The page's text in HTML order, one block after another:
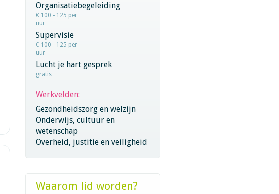
Organisatiebegeleiding
€ 100 - 125 per
uur
Supervisie
€ 100 - 125 per
uur
Lucht je hart gesprek
gratis
Werkvelden:
Gezondheidszorg en welzijn
Onderwijs, cultuur en
wetenschap
Overheid, justitie en veiligheid
Waarom lid worden?